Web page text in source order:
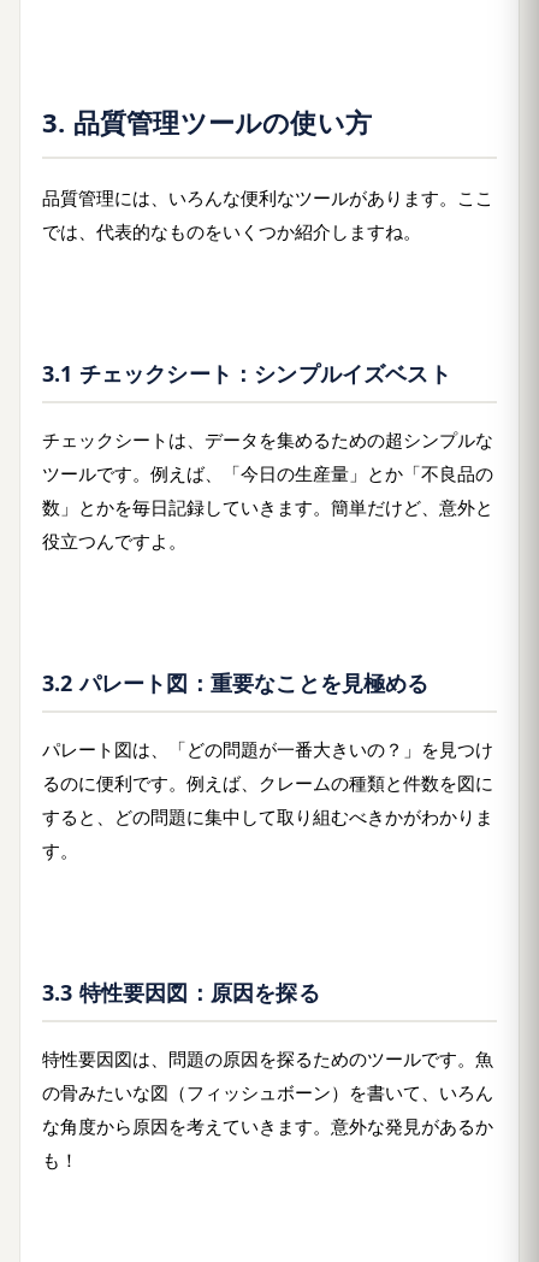
3. 品質管理ツールの使い方
品質管理には、いろんな便利なツールがあります。ここ
では、代表的なものをいくつか紹介しますね。
3.1 チェックシート：シンプルイズベスト
チェックシートは、データを集めるための超シンプルな
ツールです。例えば、「今日の生産量」とか「不良品の
数」とかを毎日記録していきます。簡単だけど、意外と
役立つんですよ。
3.2 パレート図：重要なことを見極める
パレート図は、「どの問題が一番大きいの？」を見つけ
るのに便利です。例えば、クレームの種類と件数を図に
すると、どの問題に集中して取り組むべきかがわかりま
す。
3.3 特性要因図：原因を探る
特性要因図は、問題の原因を探るためのツールです。魚
の骨みたいな図（フィッシュボーン）を書いて、いろん
な角度から原因を考えていきます。意外な発見があるか
も！